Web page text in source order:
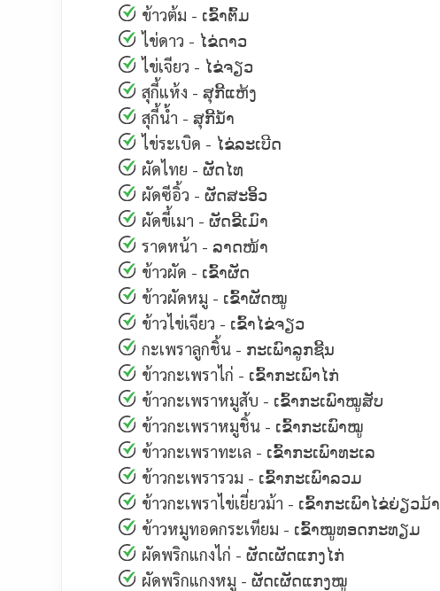
ข้าวต้ม - ເຂົ້າຕົ້ມ
ไข่ดาว - ໄຂ່ດາວ
ไข่เจียว - ໄຂ່ຈຽວ
สุกี้แห้ง - ສຸກີ້ແຫ້ງ
สุกี้น้ำ - ສຸກີ້ນ້ຳ
ไข่ระเบิด - ໄຂ່ລະເບີດ
ผัดไทย - ຜັດໄທ
ผัดซีอิ้ว - ຜັດສະອິ້ວ
ผัดขี้เมา - ຜັດຂີ້ເມົາ
ราดหน้า - ລາດໜ້າ
ข้าวผัด - ເຂົ້າຜັດ
ข้าวผัดหมู - ເຂົ້າຜັດໝູ
ข้าวไข่เจียว - ເຂົ້າໄຂ່ຈຽວ
กะเพราลูกชิ้น - ກະເພົາລູກຊີ້ນ
ข้าวกะเพราไก่ - ເຂົ້າກະເພົາໄກ່
ข้าวกะเพราหมูสับ - ເຂົ້າກະເພົາໝູສັບ
ข้าวกะเพราหมูชิ้น - ເຂົ້າກະເພົາໝູ
ข้าวกะเพราทะเล - ເຂົ້າກະເພົາທະເລ
ข้าวกะเพรารวม - ເຂົ້າກະເພົາລວມ
ข้าวกะเพราไข่เยี่ยวม้า - ເຂົ້າກະເພົາໄຂ່ຍ່ຽວມ້າ
ข้าวหมูทอดกระเทียม - ເຂົ້າໝູທອດກະທຽມ
ผัดพริกแกงไก่ - ຜັດເຜັດແກງໄກ່
ผัดพริกแกงหมู - ຜັດເຜັດແກງໝູ